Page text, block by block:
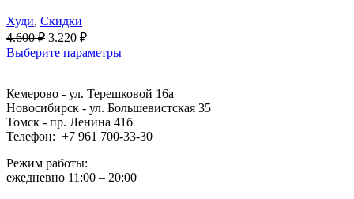
Худи, Скидки
4.600₽ Первоначальная
цена
составляла
3.220 ₽Текущая
цена:
Выберите параметры
Кемерово - ул. Терешковой 16а
Новосибирск - ул. Большевистская 35
Томск - пр. Ленина 41б
Телефон: +7 961 700-33-30
Режим работы:
ежедневно 11:00 – 20:00